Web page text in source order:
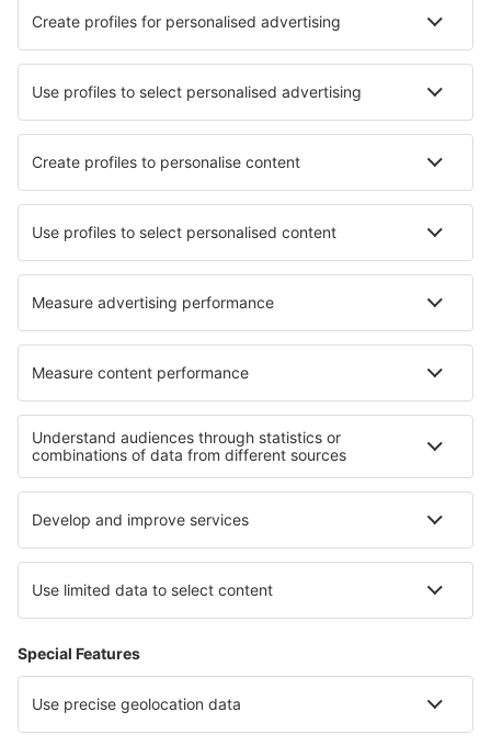
Cele mai bune hoteluri - orașe
Hoteluri în Sidi Bou Said Hoteluri în San Floriano
Hoteluri în Sant Marcal Hoteluri în Granen
Hoteluri în Cranford Hoteluri în Ejea de los Caballeros
Hoteluri Belaya Gora Hoteluri în Hasselfelde
Cele mai bune hoteluri - regiuni
Hoteluri în Provence Hoteluri în Coasta de Azur
Hoteluri în Valea Loirei Hoteluri în Burgundia
Hoteluri către Languedoc-Roussillon Hoteluri in Illinois
Hoteluri în Spania Hoteluri în Uruguay
Hoteluri in Voievodatul Cuiavia și Pomerania